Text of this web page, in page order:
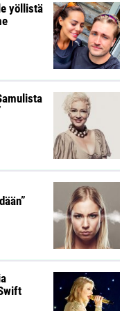
yöllistä